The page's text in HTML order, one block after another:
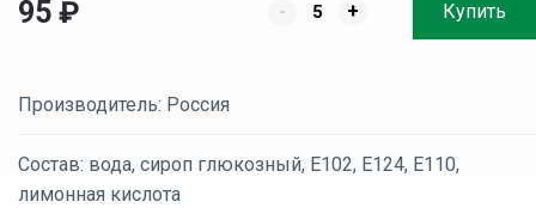
95 ₽ - + Купить
Производитель: Россия
Состав: вода, сироп глюкозный, Е102, Е124, Е110,
лимонная кислота